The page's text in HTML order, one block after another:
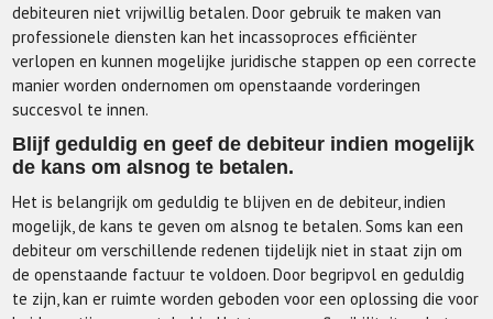
debiteuren niet vrijwillig betalen. Door gebruik te maken van
professionele diensten kan het incassoproces efficiënter
verlopen en kunnen mogelijke juridische stappen op een correcte
manier worden ondernomen om openstaande vorderingen
succesvol te innen.
Blijf geduldig en geef de debiteur indien mogelijk
de kans om alsnog te betalen.
Het is belangrijk om geduldig te blijven en de debiteur, indien
mogelijk, de kans te geven om alsnog te betalen. Soms kan een
debiteur om verschillende redenen tijdelijk niet in staat zijn om
de openstaande factuur te voldoen. Door begripvol en geduldig
te zijn, kan er ruimte worden geboden voor een oplossing die voor